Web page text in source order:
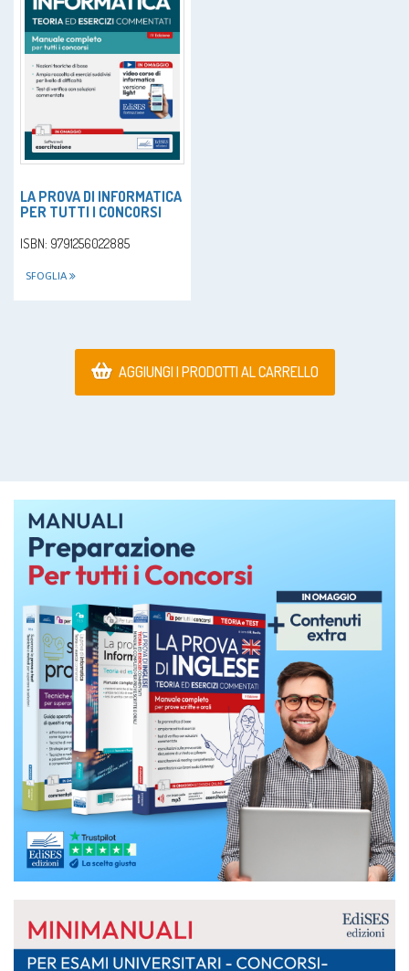
LA PROVA DI INFORMATICA
PER TUTTI I CONCORSI
ISBN: 9791256022885
SFOGLIA
AGGIUNGI I PRODOTTI AL CARRELLO